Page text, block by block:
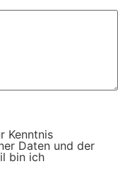
Kenntnis
Daten und der
bin ich